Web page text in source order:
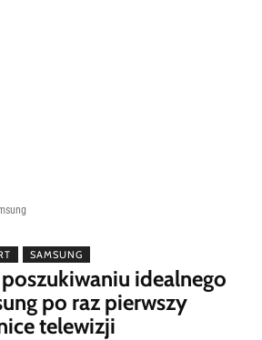
SAMSUNG
idealnego
po raz pierwszy
telewizji